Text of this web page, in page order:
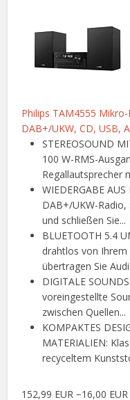
Philips TAM4555
DAB+/UKW, CD, USB,
STEREOSOUND
100 W-RMS-
Regallautsprecher
WIEDERGABE
DAB+/UKW-Radio,
und schließen Sie...
BLUETOOTH 5.4
drahtlos von
übertragen Sie
DIGITALE
voreingestellte
zwischen Quellen...
KOMPAKTES
MATERIALIEN:
recyceltem
152,99 EUR −16,00 EUR